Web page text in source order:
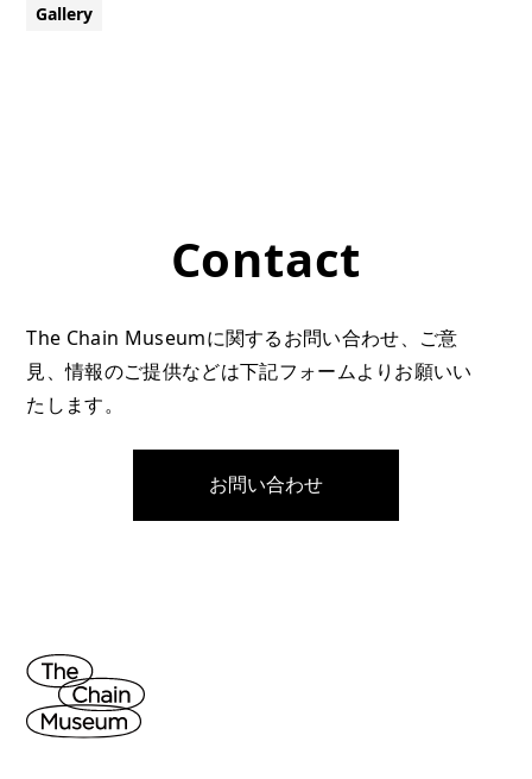
Gallery
Contact
The Chain Museumに関するお問い合わせ、ご意
見、情報のご提供などは下記フォームよりお願いい
たします。
お問い合わせ